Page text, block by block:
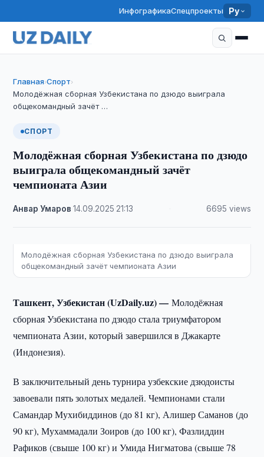
ИнфографикаСпецпроекты Ру
Главная›Спорт›
Молодёжная сборная Узбекистана по дзюдо выиграла
общекомандный зачёт …
СПОРТ
Молодёжная сборная Узбекистана по дзюдо
выиграла общекомандный зачёт
чемпионата Азии
Анвар Умаров ·14.09.2025 21:13 6695 views
Молодёжная сборная Узбекистана по дзюдо выиграла
общекомандный зачёт чемпионата Азии
Ташкент, Узбекистан (UzDaily.uz) —Молодёжная
сборная Узбекистана по дзюдо стала триумфатором
чемпионата Азии, который завершился в Джакарте
(Индонезия).
В заключительный день турнира узбекские дзюдоисты
завоевали пять золотых медалей. Чемпионами стали
Самандар Мухибиддинов (до 81 кг), Алишер Саманов (до
90 кг), Мухаммадали Зоиров (до 100 кг), Фазлиддин
Рафиков (свыше 100 кг) и Умида Нигматова (свыше 78